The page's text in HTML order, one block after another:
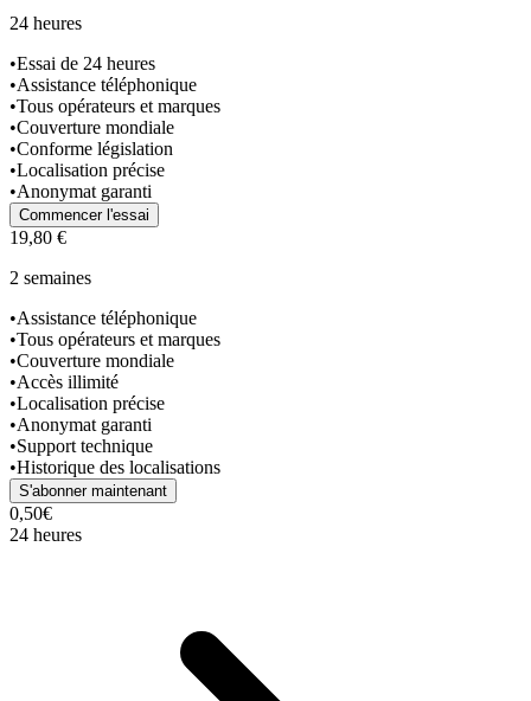
24 heures
•Essai de 24 heures
•Assistance téléphonique
•Tous opérateurs et marques
•Couverture mondiale
•Conforme législation
•Localisation précise
•Anonymat garanti
Commencer l'essai
19,80 €
2 semaines
•Assistance téléphonique
•Tous opérateurs et marques
•Couverture mondiale
•Accès illimité
•Localisation précise
•Anonymat garanti
•Support technique
•Historique des localisations
S'abonner maintenant
0,50€
24 heures